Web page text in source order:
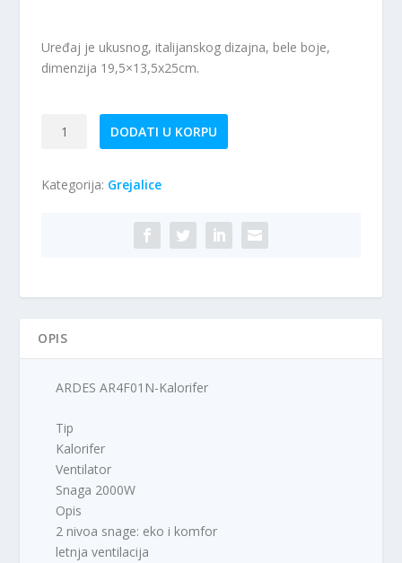
a
j
i
l
.
9
,
R
S
e
D
Uređaj je ukusnog, italijanskog dizajna, bele boje,
dimenzija 19,5×13,5x25cm.
ARDES
AR4F01N-
količina
DODATI U KORPU
Kategorija: Grejalice
OPIS
ARDES AR4F01N-Kalorifer
Tip
Kalorifer
Ventilator
Snaga 2000W
Opis
2 nivoa snage: eko i komfor
letnja ventilacija